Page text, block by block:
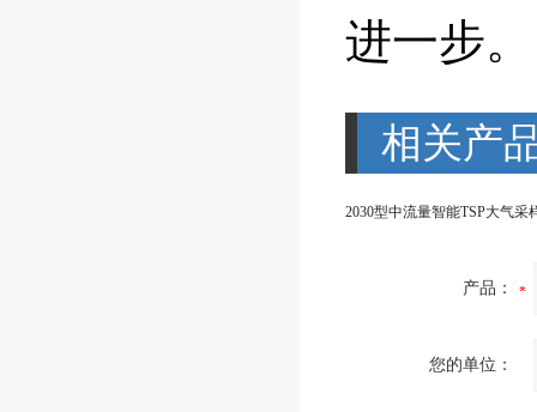
进一步。
相关产
2030型中流量智能TSP大气采
产品：
您的单位：